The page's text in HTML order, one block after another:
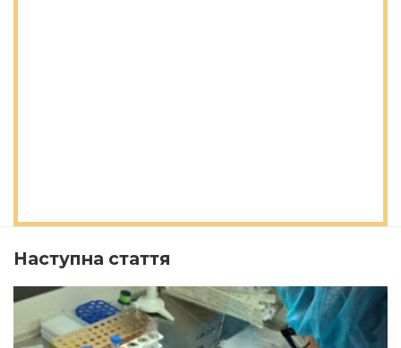
Наступна стаття